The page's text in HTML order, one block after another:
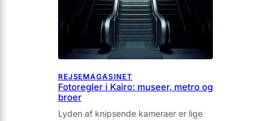
REJSEMAGASINET
Fotoregler i Kairo: museer, metro og
broer
Lyden af knipsende kameraer er lige